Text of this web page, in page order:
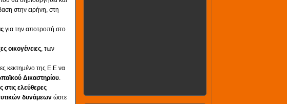
στην ειρήνη, στη
για την αποτροπή στο
οικογένειες, των
κεκτημένο της Ε.Ε να
Δικαστηρίου.
ελεύθερες
δυνάμεων ώστε